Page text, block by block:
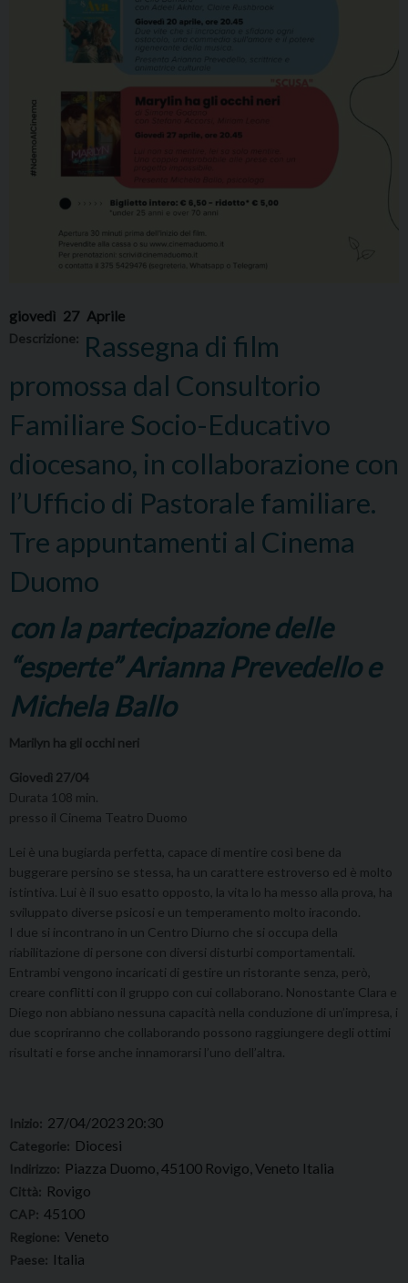
giovedì 27 Aprile
Descrizione: Rassegna di film
promossa dal Consultorio
Familiare Socio-Educativo
diocesano, in collaborazione con
l’Ufficio di Pastorale familiare.
Tre appuntamenti al Cinema
Duomo
con la partecipazione delle
“esperte” Arianna Prevedello e
Michela Ballo
Marilyn ha gli occhi neri
Giovedì 27/04
Durata 108 min.
presso il Cinema Teatro Duomo
Lei è una bugiarda perfetta, capace di mentire così bene da
buggerare persino se stessa, ha un carattere estroverso ed è molto
istintiva. Lui è il suo esatto opposto, la vita lo ha messo alla prova, ha
sviluppato diverse psicosi e un temperamento molto iracondo.
I due si incontrano in un Centro Diurno che si occupa della
riabilitazione di persone con diversi disturbi comportamentali.
Entrambi vengono incaricati di gestire un ristorante senza, però,
creare conflitti con il gruppo con cui collaborano. Nonostante Clara e
Diego non abbiano nessuna capacità nella conduzione di un’impresa, i
due scopriranno che collaborando possono raggiungere degli ottimi
risultati e forse anche innamorarsi l’uno dell’altra.
Inizio: 27/04/2023 20:30
Categorie: Diocesi
Indirizzo: Piazza Duomo, 45100 Rovigo, Veneto Italia
Città: Rovigo
CAP: 45100
Regione: Veneto
Paese: Italia